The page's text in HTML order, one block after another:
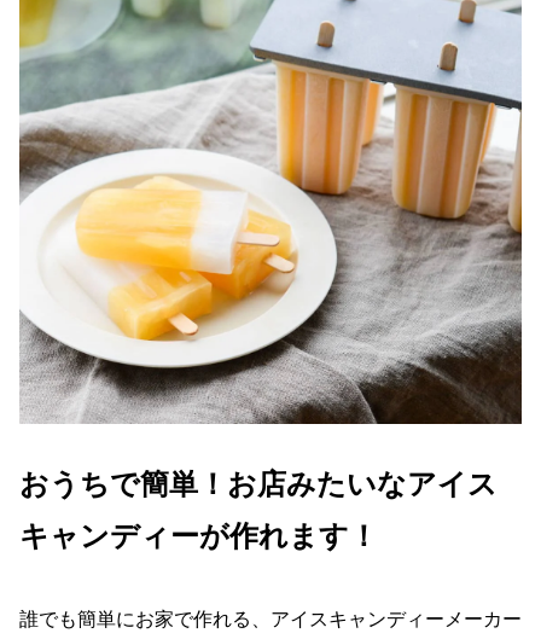
おうちで簡単！お店みたいなアイス
キャンディーが作れます！
誰でも簡単にお家で作れる、アイスキャンディーメーカー